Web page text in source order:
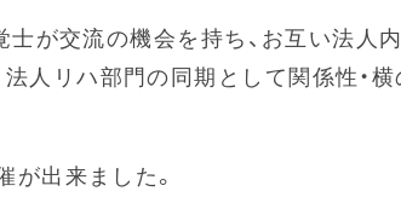
士が交流の機会を持ち、お互い法
人リハ部門の同期として関係性・
が出来ました。